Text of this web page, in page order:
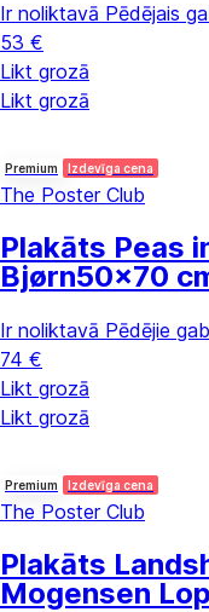
Ir noliktavā Pēdējais
53 €
Likt grozā
Likt grozā
Premium Izdevīga cena
The Poster Club
Plakāts Peas
Bjørn50x70
Ir noliktavā Pēdējie
74 €
Likt grozā
Likt grozā
Premium Izdevīga cena
The Poster Club
Plakāts
Mogensen